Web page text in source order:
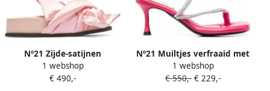
Nº21 Zijde-satijnen
sandalen met plateauzool
en strik Roze
1 webshop
€ 490,-
Nº21 Muiltjes verfraaid met
kristallen Roze
1 webshop
€ 550,- € 229,-